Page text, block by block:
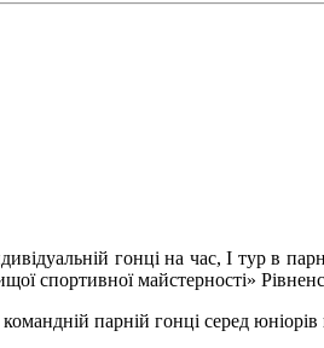
гонці на час, І тур в
спортивної майстерності»
парній гонці серед юніорів